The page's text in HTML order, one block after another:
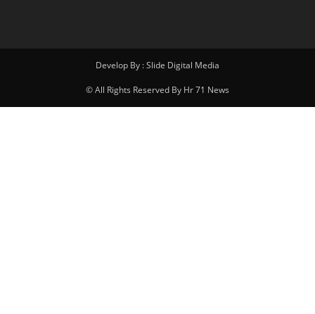
Develop By : Slide Digital Media
© All Rights Reserved By Hr 71 News